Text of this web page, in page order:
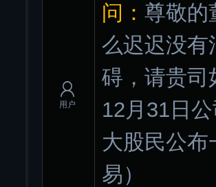
用户
问： 尊敬的
么迟迟没有
碍，请贵司
12月31日
大股民公布
易）